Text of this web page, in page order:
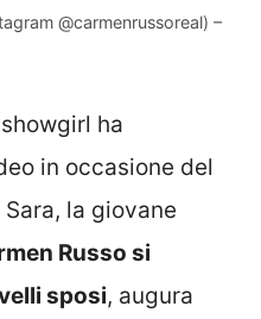
@carmenrussoreal) –
ha
in occasione del
la giovane
Russo si
sposi, augura